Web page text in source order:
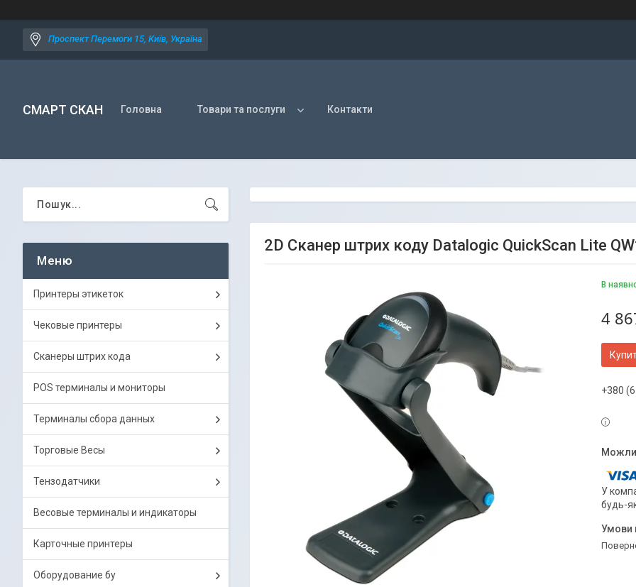
Проспект Перемоги 15, Київ, Україна
СМАРТ СКАН Головна Товари та послуги Контакти
2D Сканер штрих коду Datalogic QuickScan Lite
В
4
+380
У
будь-
Принтеры этикеток
Чековые принтеры
Сканеры штрих кода
POS терминалы и мониторы
Терминалы сбора данных
Торговые Весы
Тензодатчики
Весовые терминалы и индикаторы
Карточные принтеры
Оборудование бу